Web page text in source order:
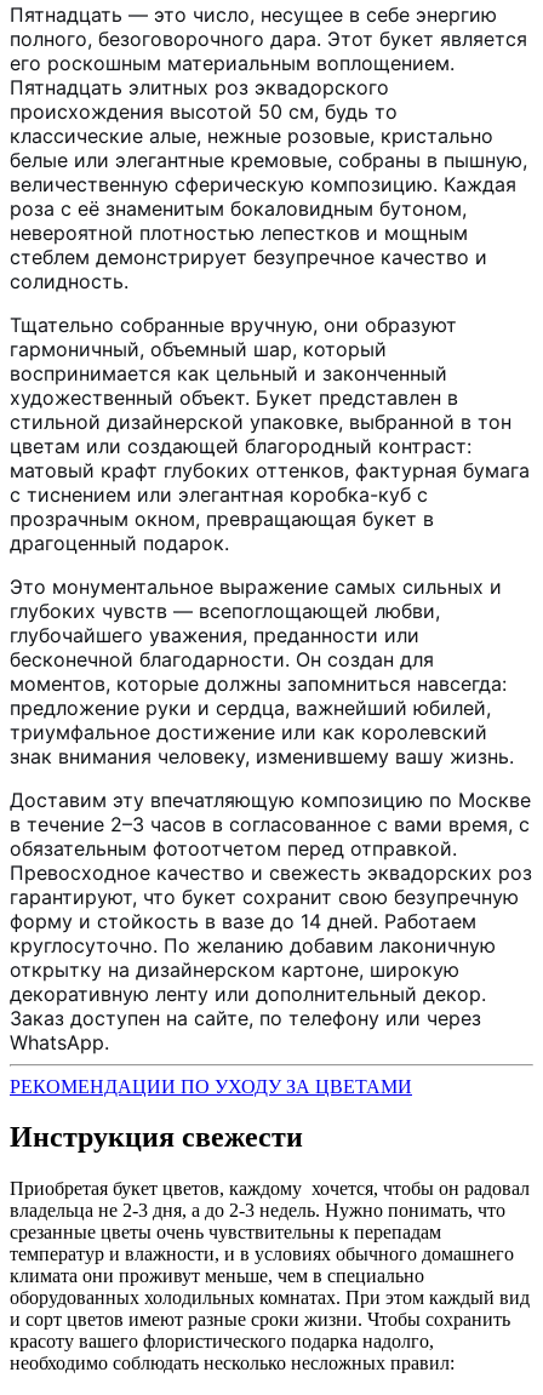
Пятнадцать — это число, несущее в себе энергию
полного, безоговорочного дара. Этот букет является
его роскошным материальным воплощением.
Пятнадцать элитных роз эквадорского
происхождения высотой 50 см, будь то
классические алые, нежные розовые, кристально
белые или элегантные кремовые, собраны в пышную,
величественную сферическую композицию. Каждая
роза с её знаменитым бокаловидным бутоном,
невероятной плотностью лепестков и мощным
стеблем демонстрирует безупречное качество и
солидность.
Тщательно собранные вручную, они образуют
гармоничный, объемный шар, который
воспринимается как цельный и законченный
художественный объект. Букет представлен в
стильной дизайнерской упаковке, выбранной в тон
цветам или создающей благородный контраст:
матовый крафт глубоких оттенков, фактурная бумага
с тиснением или элегантная коробка-куб с
прозрачным окном, превращающая букет в
драгоценный подарок.
Это монументальное выражение самых сильных и
глубоких чувств — всепоглощающей любви,
глубочайшего уважения, преданности или
бесконечной благодарности. Он создан для
моментов, которые должны запомниться навсегда:
предложение руки и сердца, важнейший юбилей,
триумфальное достижение или как королевский
знак внимания человеку, изменившему вашу жизнь.
Доставим эту впечатляющую композицию по Москве
в течение 2–3 часов в согласованное с вами время, с
обязательным фотоотчетом перед отправкой.
Превосходное качество и свежесть эквадорских роз
гарантируют, что букет сохранит свою безупречную
форму и стойкость в вазе до 14 дней. Работаем
круглосуточно. По желанию добавим лаконичную
открытку на дизайнерском картоне, широкую
декоративную ленту или дополнительный декор.
Заказ доступен на сайте, по телефону или через
WhatsApp.
РЕКОМЕНДАЦИИ ПО УХОДУ ЗА ЦВЕТАМИ
Инструкция свежести
Приобретая букет цветов, каждому хочется, чтобы он радовал
владельца не 2-3 дня, а до 2-3 недель. Нужно понимать, что
срезанные цветы очень чувствительны к перепадам
температур и влажности, и в условиях обычного домашнего
климата они проживут меньше, чем в специально
оборудованных холодильных комнатах. При этом каждый вид
и сорт цветов имеют разные сроки жизни. Чтобы сохранить
красоту вашего флористического подарка надолго,
необходимо соблюдать несколько несложных правил: